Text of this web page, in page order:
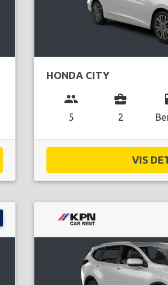
HONDA CITY
group
5
business_center
2
VIS